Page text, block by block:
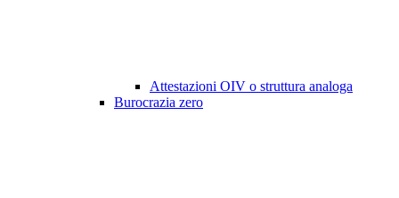
Attestazioni OIV o struttura analoga
Burocrazia zero